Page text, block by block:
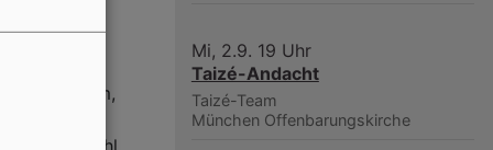
zur
ggf. Datum,
Zahl
Mi, 2.9. 19 Uhr
Taizé-Andacht
Taizé-Team
München Offenbarungskirche